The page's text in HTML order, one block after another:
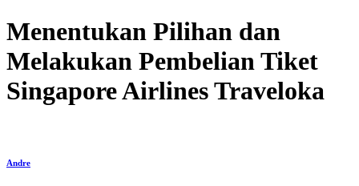
Menentukan Pilihan dan
Melakukan Pembelian Tiket
Singapore Airlines Traveloka
Andre